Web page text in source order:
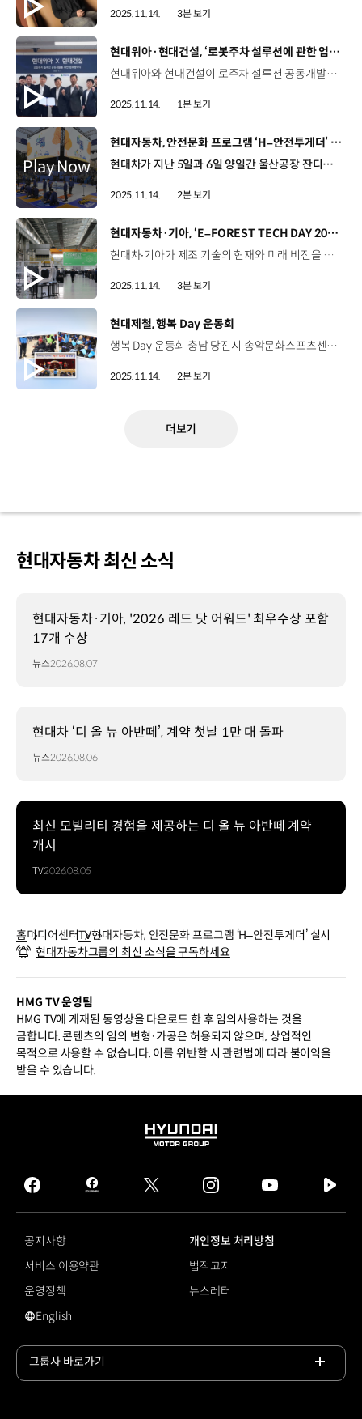
2025.11.14. 3분 보기
[동영상]
현대위아·현대건설, ‘로봇주차 설루션에 관한 업무협약’ 체결
현대위아와 현대건설이 로주차 설루션 공동개발을 위한 업무협약을 체결했습니다. 로봇주차 설루션은 픽업존에 차량을 세워두면 로봇이 운전자의 개입 없이 차량을 스스로 이송·주차하는 완전 무인 발레 시스템인데요. 이번 협약으로 현대위아는 제어 소프트웨어를 포함한 로봇주차 설루션을 비롯해 설치와 운영을 위한 인프라 설계를 담당하며, 현대건설은 로봇주차를 도입할 신규 사업지를 발굴하고, 건축·설계 단계부터 로봇주차의 운영을 고려해 공간 및 운영 효율을 극대화할 예정입니다. 양사는 앞으로 로봇주차 기술 상용화 등 피지컬 AI 중심의 스마트 주거·빌딩 생태계 확산을 추진해나갈 계획입니다.
2025.11.14. 1분 보기
[동영상]
현대자동차, 안전문화 프로그램 ‘H–안전투게더’ 실시
현대차가 지난 5일과 6일 양일간 울산공장 잔디광장에서 ‘H-안전투게더: 안전의 가치, 모두 다 같이’를 개최했습니다. ‘H-안전투게더’는 임직원 참여형 안전문화 행사로, 올해는 역대 최초로 본사, 연구소, 울산·전주·아산공장 등 현대차의 모든 구성원을 대상으로 열려 의미를 더했습니다. 이동석 사장 / 현대자동차 국내생산담당 및 최고안전책임자(CSO)안전은 우리가 안전을 이해하는 데서 시작합니다. 안전한 일터 조성 또 안전문화에 대해서 그리고 올해는 안전체험관 개관까지 포함해서 특별협약을 계속 확대시켜 갈 예정입니다. 현대차는 이번 행사에서 1,000석 규모의 행사장 ‘H-Arena’를 마련하고, 가족, 동료와 함께 참여할 수 있는 안전 보드게임 대결, 가족 안전 골든벨 등 다채로운 콘텐츠로 안전의 중요성 알렸습니다. 임진규 매니저 / 현대자동차 울산공장 PT생기1팀이렇게 크게 준비를 해주셨을지 몰랐는데 덕분에 다 같이 참여하면서 좋은 시간 보낸 것 같습니다. 여러 활동에 직접 참여해 보면서 안전에 대해서 다시 한번 생각해 본 것 같습니다. 저부터 실천해야 안전이 지켜질 것 같습니다. 현대차는 앞으로도 모든 임직원이 안전의 가치를 함께 실천하는 선진 안전 문화 확립에 앞장설 예정입니다.
2025.11.14. 2분 보기
[동영상]
현대자동차·기아, ‘E–FOREST TECH DAY 2025’ 성료
현대차∙기아가 제조 기술의 현재와 미래 비전을 총망라한 'E-FOREST TECH DAY 2025’를 성황리에 마무리했습니다. 올해로 6회차를 맞은 E-FOREST TECH DAY는 현대차·기아 제조솔루션본부와 협력사가 개발한 스마트 팩토리 기술을 공유하는 대표적인 기술 전시 행사인데요. 지금까지는 매년 의왕연구소 및 생산공장에서 번갈아 개최했지만, 올해는 10월 화성공장을 시작으로, 지난 11월 4일부터 3일간은 울산공장에서 177개의 혁신 제조 기술을 전시하고 스마트 팩토리 혁신 성과를 소개했습니다. 이번 전시는 자동화 혁신, 제조 지능화, 친환경·안전, 신모빌리티 등 4개 분야 핵심 기술로 미래 공장의 모습을 제시했는데요. 먼저, 자동화 혁신(Auto-Flex) 분야에서는 와이어링 공급 자동화, 고가반 로봇 활용 AGV 차체 라인 등 작업 효율성을 높이고 제조 품질을 향상시키는 기술들을 대거 전시했습니다. 제조 지능화(Intelligence) 분야에서는 SPOT 기반 PHM 시스템, NVIDIA 옴니버스 활용 디지털트윈 기술 등 AI와 디지털 기술을 활용한 미래형 스마트 팩토리 기술들을 집중 조명하고, 친환경·안전(Green·Humanity) 분야에서는 하이브리드 스마트 안전센서 등 작업 환경 안전과 환경 보호를 동시에 실현하는 기술들을 소개했습니다. 또한 신모빌리티(New-Mobility) 분야에서는 초경량 소재 제조 기술, 정밀 성형 기술 등 미래 모빌리티 시대를 대비한 첨단 제조 기술들이 이목을 집중시켰습니다. 안정성 파트장 / 기아 광명EVO도장부화성에서 열린 E-FOREST TECH DAY에 참석했는데요. 여러 가지 많이 발전되고 있는 기술들을 많이 보게 됐고요. 희 현장에 하루빨리 적용이 됐으면 좋겠습니다. 박준규 매니저 / 기아 화성조립3부인상 깊었던 기술은 ‘커넥터 체결 자동화’인데요. 장갑처럼 가볍게 착용함으로써 결이 불량이 났는지 알아볼 수 있는 좋은 기술이 나온 것 같아서 좋다고 생각합니다. 자동화 기술들을 통해서 품질 혁신을 이룰 수 있을 것 같아서 기대됩니다. 현대차·기아는 앞으로도 미래 제조기술의 적용 범위를 더욱 확대하고 대내외에서 다양한 협업 기회를 모색해 나갈 계획입니다.
2025.11.14. 3분 보기
[동영상]
현대제철, 행복 Day 운동회
행복 Day 운동회 충남 당진시 송악문화스포츠센터 2025년 11월 6일 장애인과 비장애인이 함께하는 ‘행복 Day 운동회’ 지난 2019년부터 현대제철 당진제철소가 시작한 지역사회와의 교감 개최 5회를 맞아 예년 대비 늘어난 200여 명 참가 청팀과 홍팀으로 팀을 나눈 장애인, 마중물 봉사단원, 장애인 활동지원사들 신발 던지기, 과녁 맞추기, 릴레이 협동 게임 등 장애 여부와 관계없이 어울려 즐기는 운동회 참가자들의 축하 공연으로 분위기 UP! 승부보다 더 중요한 ‘다함께’의 가치 박천탁 실장 / 현대제철 당진제철소 상생홍보실오늘 장애인 어울림 ‘행복 Day 운동회’는 당진 지역사회의 소통과 장애인 인식 개선을 위해서 개최하게 되었습니다. 앞으로 저희 현대제철은 당진 지역사회와 더 많은 교감을 위해 다양한 활동을 전개해 나가도록 하겠습니다. 꾸준히 소외계층 지원 사업을 펼쳐 온 현대제철 당진제철소 다양한 사회 구성원을 존중하는 사회공헌활동 “현대제철의 따뜻한 동행은 앞으로도 계속됩니다~”
2025.11.14. 2분 보기
더보기
현대자동차 최신 소식
현대자동차·기아, '2026 레드 닷 어워드' 최우수상 포함
17개 수상
뉴스2026.08.07
현대차 ‘디 올 뉴 아반떼’, 계약 첫날 1만 대 돌파
뉴스2026.08.06
최신 모빌리티 경험을 제공하는 디 올 뉴 아반떼 계약
개시
TV2026.08.05
홈미디어센터TV현대자동차, 안전문화 프로그램 ‘H–안전투게더’ 실시
현대자동차그룹의 최신 소식을 구독하세요
HMG TV 운영팀
HMG TV에 게재된 동영상을 다운로드 한 후 임의사용하는 것을
금합니다. 콘텐츠의 임의 변형·가공은 허용되지 않으며, 상업적인
목적으로 사용할 수 없습니다. 이를 위반할 시 관련법에 따라 불이익을
받을 수 있습니다.
HYUNDAI
GROUP
facebook
hmg
journal
twitter instagram
tv
공지사항
개인정보 처리방침
서비스 이용약관
법적고지
운영정책
뉴스레터
영문 사이트로 이동
English
그룹사 바로가기